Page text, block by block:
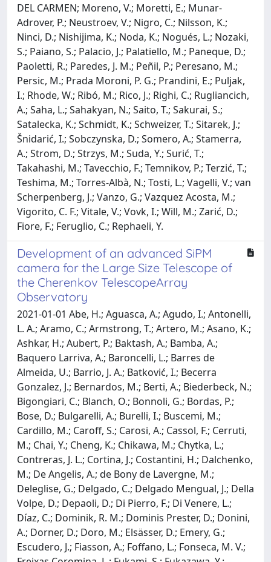
DEL CARMEN; Moreno, V.; Moretti, E.; Munar-
Adrover, P.; Neustroev, V.; Nigro, C.; Nilsson, K.;
Ninci, D.; Nishijima, K.; Noda, K.; Nogués, L.; Nozaki,
S.; Paiano, S.; Palacio, J.; Palatiello, M.; Paneque, D.;
Paoletti, R.; Paredes, J. M.; Peñil, P.; Peresano, M.;
Persic, M.; Prada Moroni, P. G.; Prandini, E.; Puljak,
I.; Rhode, W.; Ribó, M.; Rico, J.; Righi, C.; Rugliancich,
A.; Saha, L.; Sahakyan, N.; Saito, T.; Sakurai, S.;
Satalecka, K.; Schmidt, K.; Schweizer, T.; Sitarek, J.;
Šnidarić, I.; Sobczynska, D.; Somero, A.; Stamerra,
A.; Strom, D.; Strzys, M.; Suda, Y.; Surić, T.;
Takahashi, M.; Tavecchio, F.; Temnikov, P.; Terzić, T.;
Teshima, M.; Torres-Albà, N.; Tosti, L.; Vagelli, V.; van
Scherpenberg, J.; Vanzo, G.; Vazquez Acosta, M.;
Vigorito, C. F.; Vitale, V.; Vovk, I.; Will, M.; Zarić, D.;
Fiore, F.; Feruglio, C.; Rephaeli, Y.
Development of an advanced SiPM
camera for the Large Size Telescope of
the Cherenkov TelescopeArray
Observatory
2021-01-01 Abe, H.; Aguasca, A.; Agudo, I.; Antonelli,
L. A.; Aramo, C.; Armstrong, T.; Artero, M.; Asano, K.;
Ashkar, H.; Aubert, P.; Baktash, A.; Bamba, A.;
Baquero Larriva, A.; Baroncelli, L.; Barres de
Almeida, U.; Barrio, J. A.; Batković, I.; Becerra
Gonzalez, J.; Bernardos, M.; Berti, A.; Biederbeck, N.;
Bigongiari, C.; Blanch, O.; Bonnoli, G.; Bordas, P.;
Bose, D.; Bulgarelli, A.; Burelli, I.; Buscemi, M.;
Cardillo, M.; Caroff, S.; Carosi, A.; Cassol, F.; Cerruti,
M.; Chai, Y.; Cheng, K.; Chikawa, M.; Chytka, L.;
Contreras, J. L.; Cortina, J.; Costantini, H.; Dalchenko,
M.; De Angelis, A.; de Bony de Lavergne, M.;
Deleglise, G.; Delgado, C.; Delgado Mengual, J.; Della
Volpe, D.; Depaoli, D.; Di Pierro, F.; Di Venere, L.;
Díaz, C.; Dominik, R. M.; Dominis Prester, D.; Donini,
A.; Dorner, D.; Doro, M.; Elsässer, D.; Emery, G.;
Escudero, J.; Fiasson, A.; Foffano, L.; Fonseca, M. V.;